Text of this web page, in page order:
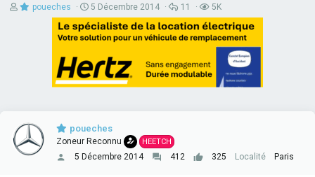
A
i
s
c
poueches
D
a
t
e
e
d
é
5 Décembre 2014
R
é
p
o
s
e
s
11
V
u
e
s
5K
poueches
Zoneur Reconnu HEETCH
5 Décembre 2014 412 325 Localité Paris